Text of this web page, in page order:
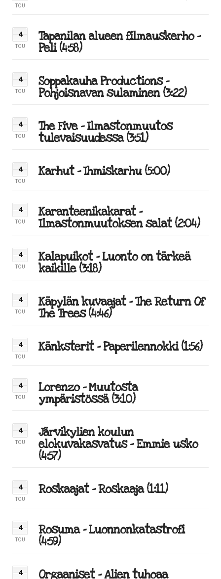
TOU
4
TOU
Tapanilan alueen filmauskerho –
Peli (4:58)
4
TOU
Soppakauha Productions –
Pohjoisnavan sulaminen (3:22)
4
TOU
The Five – Ilmastonmuutos
tulevaisuudessa (3:51)
4
TOU
Karhut – Ihmiskarhu (5:00)
4
TOU
Karanteenikakarat –
Ilmastonmuutoksen salat (2:04)
4
TOU
Kalapuikot – Luonto on tärkeä
kaikille (3:18)
4
TOU
Käpylän kuvaajat – The Return Of
The Trees (4:46)
4
TOU
Känksterit – Paperilennokki (1:56)
4
TOU
Lorenzo – Muutosta
ympäristössä (3:10)
4
TOU
Järvikylien koulun
elokuvakasvatus – Emmie usko
(4:57)
4
TOU
Roskaajat – Roskaaja (1:11)
4
TOU
Rosuma – Luonnonkatastrofi
(4:59)
4
Orgaaniset – Alien tuhoaa